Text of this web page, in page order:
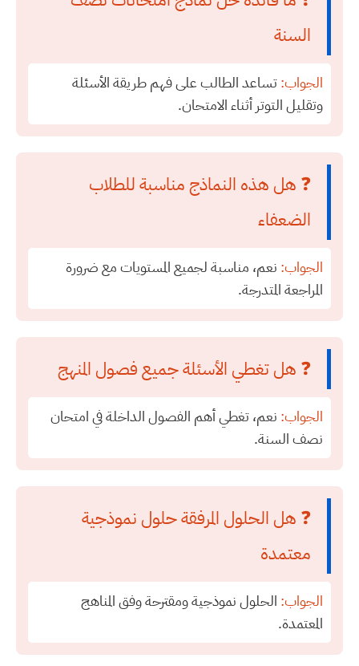
السنة
الجواب:تساعد الطالب على فهم طريقة الأسئلة
وتقليل التوتر أثناء الامتحان.
❓ هل هذه النماذج مناسبة للطلاب
الضعفاء
الجواب: نعم، مناسبة لجميع المستويات مع ضرورة
المراجعة المتدرجة.
❓ هل تغطي الأسئلة جميع فصول المنهج
الجواب: نعم، تغطي أهم الفصول الداخلة في امتحان
نصف السنة.
❓ هل الحلول المرفقة حلول نموذجية
معتمدة
الجواب: الحلول نموذجية ومقترحة وفق المناهج
المعتمدة.